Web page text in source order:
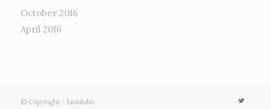
October 2016
April 2016
© Copyright - Lusolobo